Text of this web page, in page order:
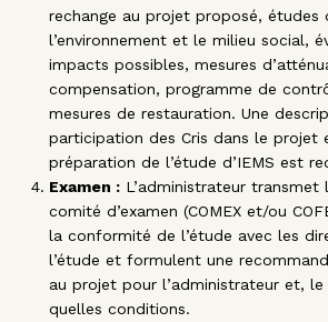
rechange au projet proposé, études
l’environnement et le milieu social,
impacts possibles, mesures
compensation, programme de
mesures de restauration. Une
participation des Cris dans le projet
préparation de l’étude d’IEMS est
Examen : L’administrateur transmet
comité d’examen (COMEX et/ou
la conformité de l’étude avec les
l’étude et formulent une
au projet pour l’administrateur et,
quelles conditions.